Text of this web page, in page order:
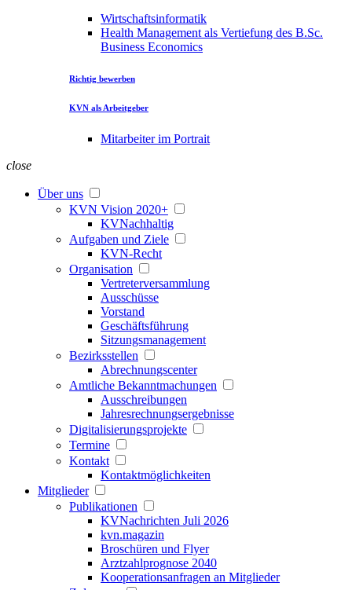
Wirtschaftsinformatik
Health Management als Vertiefung des B.Sc.
Business Economics
Richtig bewerben
KVN als Arbeitgeber
Mitarbeiter im Portrait
close
Über uns
KVN Vision 2020+
KVNachhaltig
Aufgaben und Ziele
KVN-Recht
Organisation
Vertreterversammlung
Ausschüsse
Vorstand
Geschäftsführung
Sitzungsmanagement
Bezirksstellen
Abrechnungscenter
Amtliche Bekanntmachungen
Ausschreibungen
Jahresrechnungsergebnisse
Digitalisierungsprojekte
Termine
Kontakt
Kontaktmöglichkeiten
Mitglieder
Publikationen
KVNachrichten Juli 2026
kvn.magazin
Broschüren und Flyer
Arztzahlprognose 2040
Kooperationsanfragen an Mitglieder